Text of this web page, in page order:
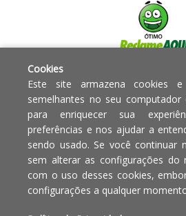
Powered by:
Copyright © 2010 - 2017 Razão
social Blumenau - RA OBJETOS PARA
O LAR EIRELI CNPJ -
Cookies
Este site armazena cookies
semelhantes no seu
para enriquecer sua
preferências e nos ajudar a
sendo usado. Se você continuar
sem alterar as configurações do
com o uso desses cookies,
configurações a qualquer